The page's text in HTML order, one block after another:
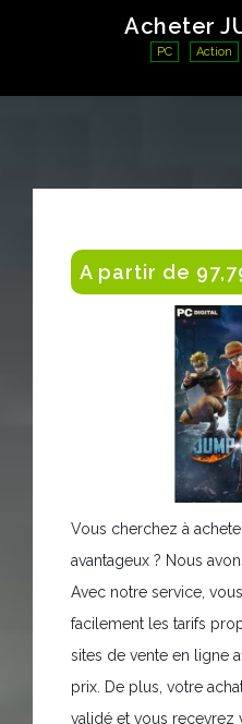
Acheter
PC Action
A partir de
Vous cherchez à
avantageux ? Nous
Avec notre service,
facilement les tarifs
sites de vente en ligne
prix. De plus, votre
validé et vous